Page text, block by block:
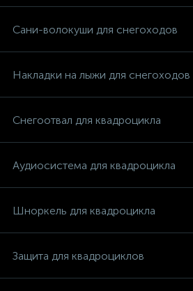
Сани-волокуши для снегоходов
Накладки на лыжи для снегоходов
Снегоотвал для квадроцикла
Аудиосистема для квадроцикла
Шноркель для квадроцикла
Защита для квадроциклов